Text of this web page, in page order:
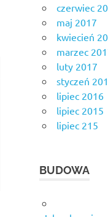
czerwiec
maj 2017
kwiecień
marzec
luty 2017
styczeń
lipiec 2016
lipiec 2015
lipiec 215
BUDOWA